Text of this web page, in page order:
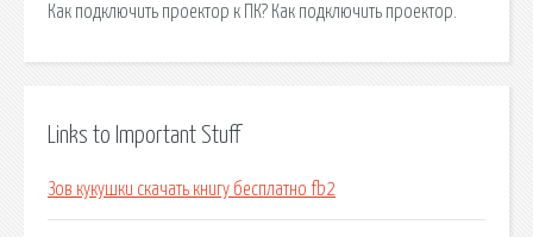
Как подключить проектор к ПК? Как подключить проектор.
Links to Important Stuff
Зов кукушки скачать книгу бесплатно fb2